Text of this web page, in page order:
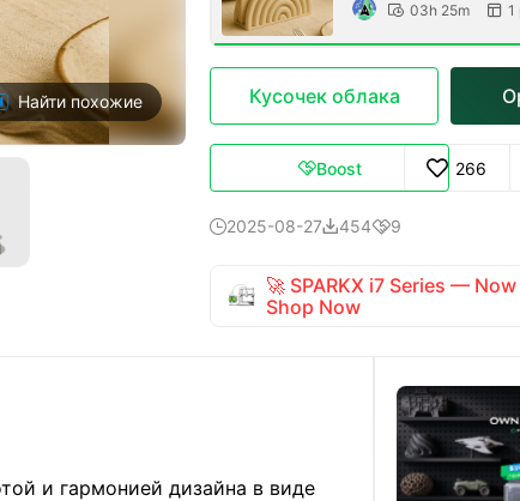
Найти похожие
 03h 25m  1
Кусочек облака
Boost 266
2025-08-274549
🚀 SPARKX i7 Series —
Shop Now
и гармонией дизайна в виде